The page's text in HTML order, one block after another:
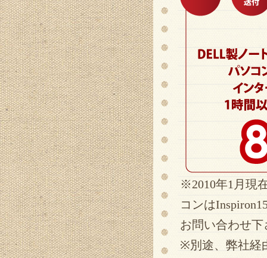
※2010年1月現
コンは
お問い合わせ下
※別途、弊社経